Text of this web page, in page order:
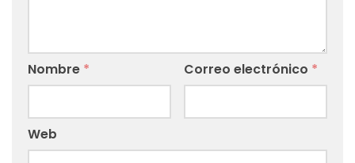
Nombre * Correo electrónico *
Web